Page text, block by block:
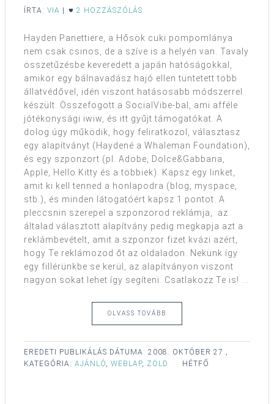
ÍRTA: VIA 2 HOZZÁSZÓLÁS
Hayden Panettiere, a Hősök cuki pompomlánya
nem csak csinos, de a szíve is a helyén van. Tavaly
összetűzésbe keveredett a japán hatóságokkal,
amikor egy bálnavadász hajó ellen tüntetett több
állatvédővel, idén viszont hatásosabb módszerrel
készült. Összefogott a SocialVibe-bal, ami afféle
jótékonysági iwiw, és itt gyűjt támogatókat. A
dolog úgy működik, hogy feliratkozol, választasz
egy alapítványt (Haydené a Whaleman Foundation),
és egy szponzort (pl. Adobe, Dolce&Gabbana,
Apple, Hello Kitty és a többiek). Kapsz egy linket,
amit ki kell tenned a honlapodra (blog, myspace,
stb.), és minden látogatóért kapsz 1 pontot. A
pleccsnin szerepel a szponzorod reklámja, az
általad választott alapítvány pedig megkapja azt a
reklámbevételt, amit a szponzor fizet kvázi azért,
hogy Te reklámozod őt az oldaladon. Nekünk így
egy fillérünkbe se kerül, az alapítványon viszont
nagyon sokat lehet így segíteni. Csatlakozz Te is! ...
OLVASS TOVÁBB
EREDETI PUBLIKÁLÁS DÁTUMA: 2008. OKTÓBER 27.,
HÉTFŐ
KATEGÓRIA: AJÁNLÓ, WEBLAP, ZÖLD